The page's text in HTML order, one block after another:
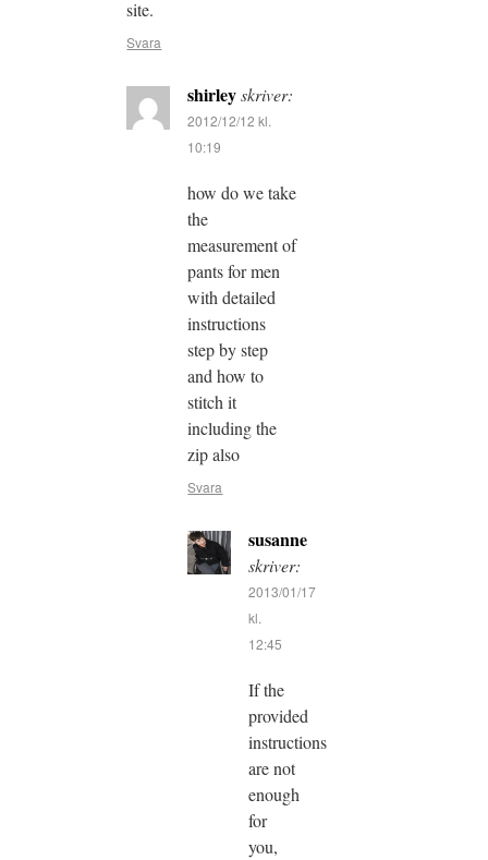
site.
Svara
shirley skriver:
2012/12/12 kl.
10:19
how do we take
the
measurement of
pants for men
with detailed
instructions
step by step
and how to
stitch it
including the
zip also
Svara
susanne
skriver:
2013/01/17
kl.
12:45
If the
provided
instructions
are not
enough
for
you,